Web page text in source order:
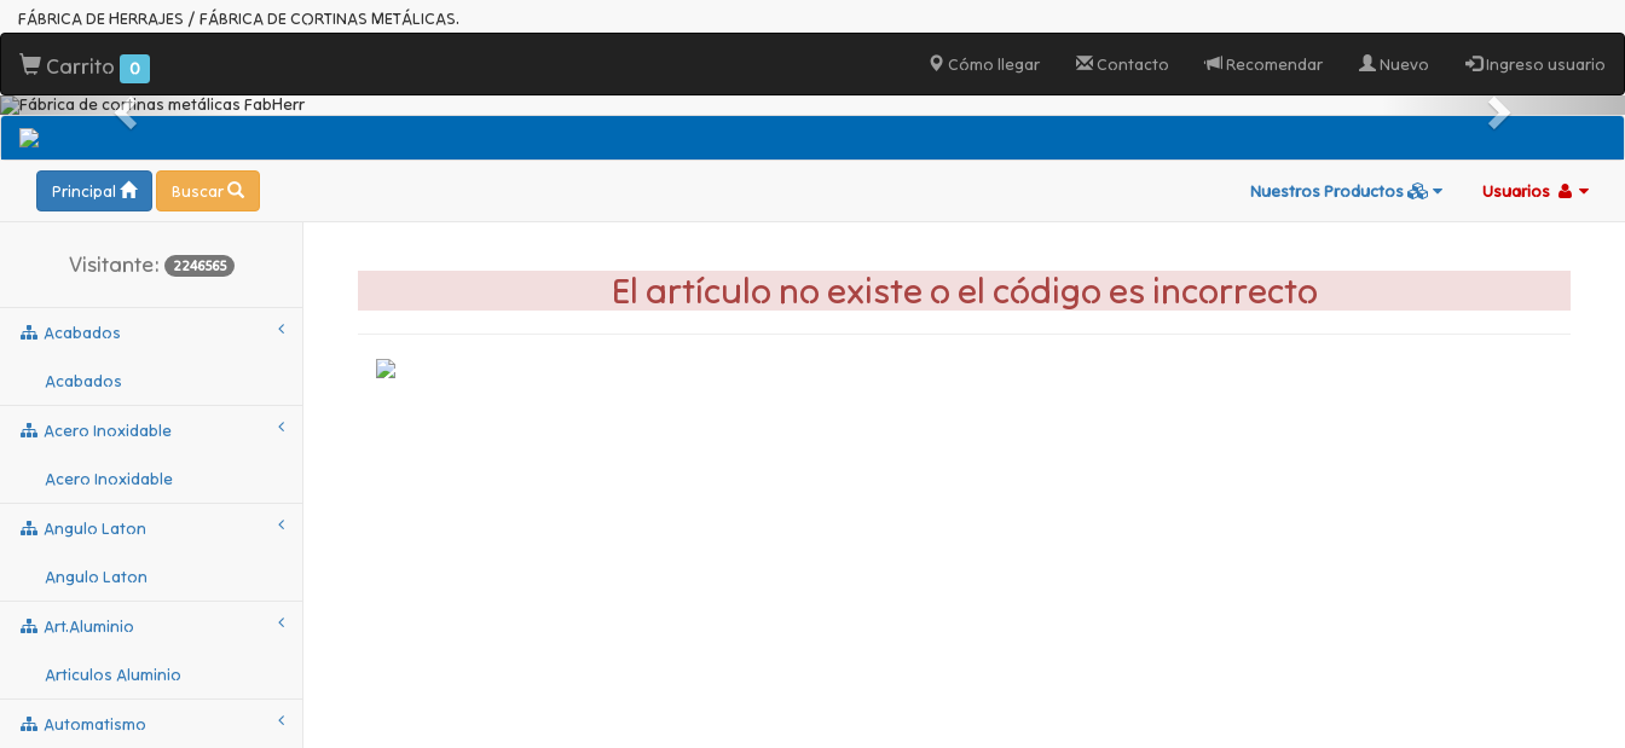
FÁBRICA DE HERRAJES / FÁBRICA DE CORTINAS METÁLICAS.
Carrito 0 Cómo llegar Contacto Recomendar Nuevo Ingreso usuario
Principal Buscar Nuestros Productos Usuarios
Visitante: 2246565
Acabados
Acabados
Acero Inoxidable
Acero Inoxidable
Angulo Laton
Angulo Laton
Art.aluminio
Articulos Aluminio
Automatismo
El artículo no existe o el código es incorrecto